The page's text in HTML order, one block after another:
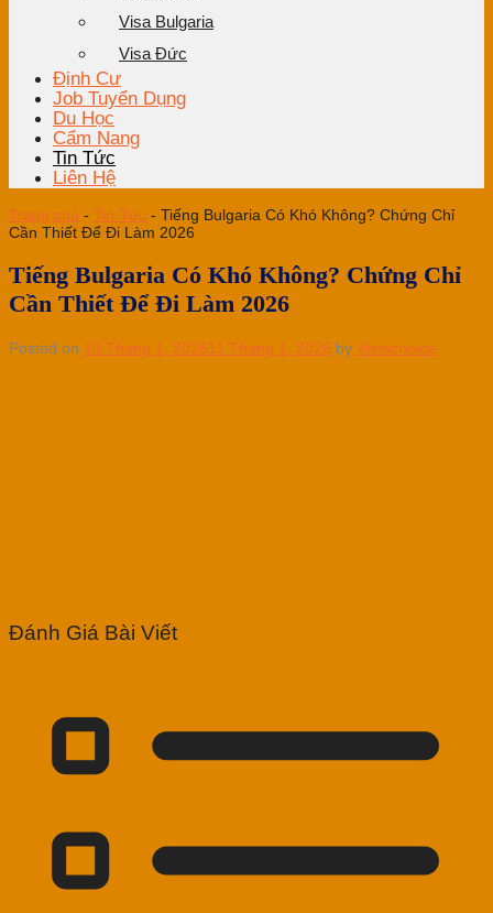
Visa Bulgaria
Visa Đức
Định Cư
Job Tuyển Dụng
Du Học
Cẩm Nang
Tin Tức
Liên Hệ
Trang chủ - Tin Tức - Tiếng Bulgaria Có Khó Không? Chứng Chỉ
Cần Thiết Để Đi Làm 2026
Tiếng Bulgaria Có Khó Không? Chứng Chỉ
Cần Thiết Để Đi Làm 2026
Posted on 10 Tháng 1, 202611 Tháng 1, 2026 by Vietschoice
Đánh Giá Bài Viết